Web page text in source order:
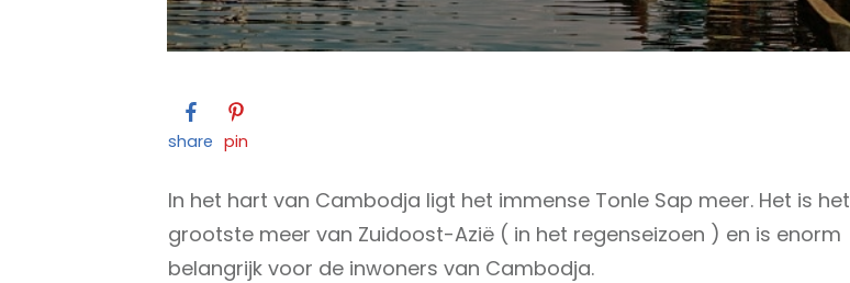
share pin
In het hart van Cambodja ligt het immense Tonle Sap meer. Het is het
grootste meer van Zuidoost-Azië ( in het regenseizoen ) en is enorm
belangrijk voor de inwoners van Cambodja.